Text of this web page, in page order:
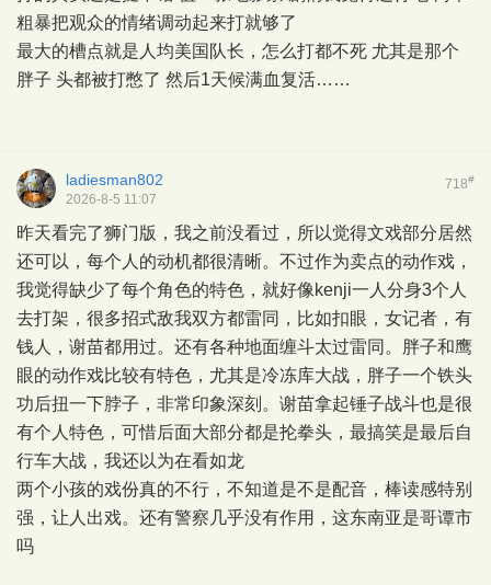
粗暴把观众的情绪调动起来打就够了
最大的槽点就是人均美国队长，怎么打都不死 尤其是那个
胖子 头都被打憋了 然后1天候满血复活……
718#
ladiesman802
2026-8-5 11:07
昨天看完了狮门版，我之前没看过，所以觉得文戏部分居然
还可以，每个人的动机都很清晰。不过作为卖点的动作戏，
我觉得缺少了每个角色的特色，就好像kenji一人分身3个人
去打架，很多招式敌我双方都雷同，比如扣眼，女记者，有
钱人，谢苗都用过。还有各种地面缠斗太过雷同。胖子和鹰
眼的动作戏比较有特色，尤其是冷冻库大战，胖子一个铁头
功后扭一下脖子，非常印象深刻。谢苗拿起锤子战斗也是很
有个人特色，可惜后面大部分都是抡拳头，最搞笑是最后自
行车大战，我还以为在看如龙
两个小孩的戏份真的不行，不知道是不是配音，棒读感特别
强，让人出戏。还有警察几乎没有作用，这东南亚是哥谭市
吗